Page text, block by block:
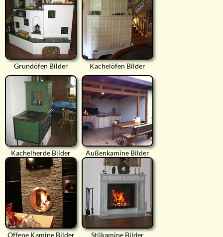
Grundöfen Bilder Kachelöfen Bilder
Kachelherde Bilder Außenkamine Bilder
Offene Kamine Bilder Stilkamine Bilder